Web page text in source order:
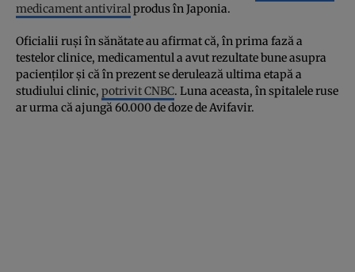
medicament antiviralprodus în Japonia.
Oficialii ruși în sănătate au afirmat că, în prima fază a
testelor clinice, medicamentul a avut rezultate bune asupra
pacienților și că în prezent se derulează ultima etapă a
studiului clinic, potrivit CNBC. Luna aceasta, în spitalele ruse
ar urma că ajungă 60.000 de doze de Avifavir.